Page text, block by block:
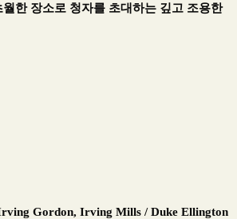
한 장소로 청자를 초대하는 깊고 조용한
Gordon, Irving Mills / Duke Ellington